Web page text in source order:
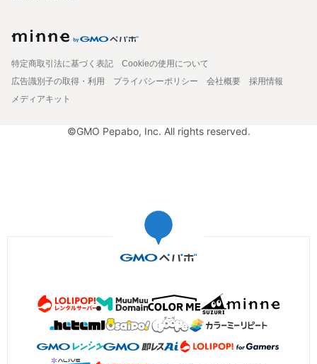
特定商取引法に基づく表記
Cookieの使用について
広告識別子の取得・利用
プライバシーポリシー 会社概要
採用情報
メディアキット
©GMO Pepabo, Inc. All rights reserved.